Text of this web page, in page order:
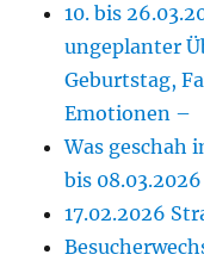
10. bis
ungeplanter
Geburtstag,
Emotionen –
Was geschah
bis
17.02.2026